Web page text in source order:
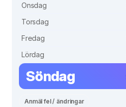
Onsdag
Torsdag
Fredag
Lördag
Söndag
Anmäl fel / ändringar